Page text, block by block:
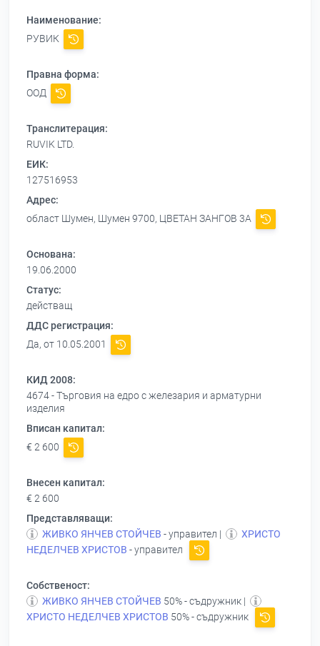
Наименование:
РУВИК
Правна форма:
ООД
Транслитерация:
RUVIK LTD.
ЕИК:
127516953
Адрес:
област Шумен, Шумен 9700, ЦВЕТАН ЗАНГОВ 3А
Основана:
19.06.2000
Статус:
действащ
ДДС регистрация:
Да, от 10.05.2001
КИД 2008:
4674 - Търговия на едро с железария и арматурни
изделия
Вписан капитал:
€ 2 600
Внесен капитал:
€ 2 600
Представляващи:
ЖИВКО ЯНЧЕВ СТОЙЧЕВ - управител |
ХРИСТО
НЕДЕЛЧЕВ ХРИСТОВ - управител
Собственост:
ЖИВКО ЯНЧЕВ СТОЙЧЕВ 50% - съдружник |
ХРИСТО НЕДЕЛЧЕВ ХРИСТОВ 50% - съдружник